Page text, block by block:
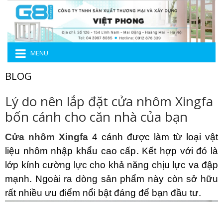
MENU
BLOG
Lý do nên lắp đặt cửa nhôm Xingfa
bốn cánh cho căn nhà của bạn
Cửa nhôm Xingfa 4 cánh được làm từ loại vật
liệu nhôm nhập khẩu cao cấp. Kết hợp với đó là
lớp kính cường lực cho khả năng chịu lực va đập
mạnh. Ngoài ra dòng sản phẩm này còn sở hữu
rất nhiều ưu điểm nổi bật đáng để bạn đầu tư.